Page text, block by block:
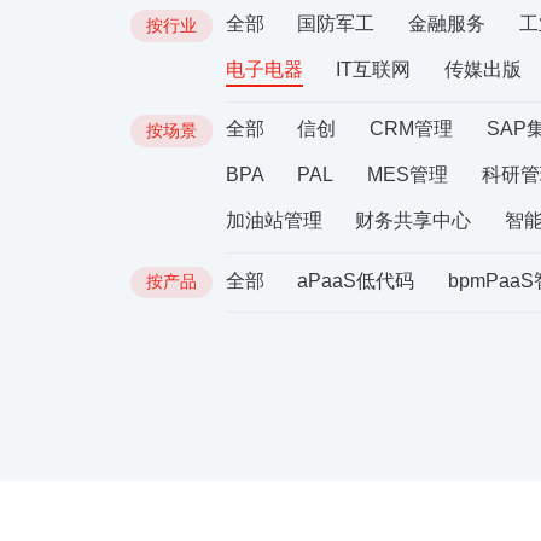
按行业 全部 国防军工 金融服务
电子电器 IT互联网 传媒出版
按场景 全部 信创 CRM管理 SAP
BPA PAL MES管理 科研
加油站管理 财务共享中心 智
按产品 全部 aPaaS低代码 bpmPaaS